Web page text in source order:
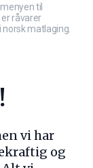
til
er råvarer
matlaging.
vi har
og